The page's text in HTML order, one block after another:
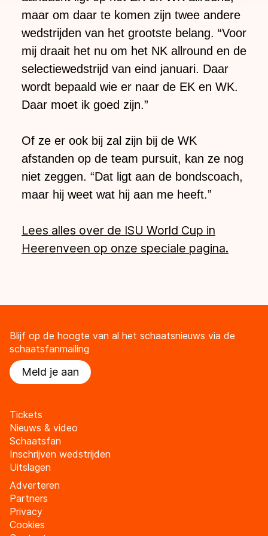
maar om daar te komen zijn twee andere
wedstrijden van het grootste belang. “Voor
mij draait het nu om het NK allround en de
selectiewedstrijd van eind januari. Daar
wordt bepaald wie er naar de EK en WK.
Daar moet ik goed zijn.”
Of ze er ook bij zal zijn bij de WK
afstanden op de team pursuit, kan ze nog
niet zeggen. “Dat ligt aan de bondscoach,
maar hij weet wat hij aan me heeft.”
Lees alles over de ISU World Cup in
Heerenveen op onze speciale pagina.
Blijf op de hoogte van al het schaatsnieuws via de
schaatsfanmailing
Meld je aan
Tickets
Nieuws & video
Schaatsfan
Inschrijven wedstrijden
Uitslagen
Adverteren
Partners
Privacy
Cookies